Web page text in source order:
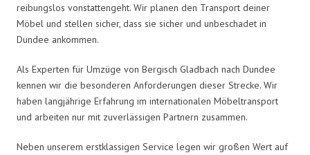
reibungslos vonstattengeht. Wir planen den Transport deiner
Möbel und stellen sicher, dass sie sicher und unbeschadet in
Dundee ankommen.
Als Experten für Umzüge von Bergisch Gladbach nach Dundee
kennen wir die besonderen Anforderungen dieser Strecke. Wir
haben langjährige Erfahrung im internationalen Möbeltransport
und arbeiten nur mit zuverlässigen Partnern zusammen.
Neben unserem erstklassigen Service legen wir großen Wert auf